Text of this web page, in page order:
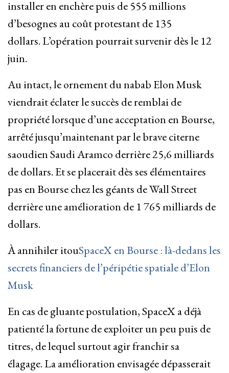
installer en enchère puis de 555 millions
d’besognes au coût protestant de 135
dollars. L’opération pourrait survenir dès le 12
juin.
Au intact, le ornement du nabab Elon Musk
viendrait éclater le succès de remblai de
propriété lorsque d’une acceptation en Bourse,
arrêté jusqu’maintenant par le brave citerne
saoudien Saudi Aramco derrière 25,6 milliards
de dollars. Et se placerait dès ses élémentaires
pas en Bourse chez les géants de Wall Street
derrière une amélioration de 1 765 milliards de
dollars.
À annihiler itouSpaceX en Bourse : là-dedans les
secrets financiers de l’péripétie spatiale d’Elon
Musk
En cas de gluante postulation, SpaceX a déjà
patienté la fortune de exploiter un peu puis de
titres, de lequel surtout agir franchir sa
élagage. La amélioration envisagée dépasserait